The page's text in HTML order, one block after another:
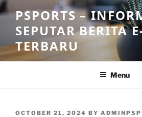
Skip
to
content
PSPORTS –
SEPUTAR BERITA
TERBARU
Menu
POSTED
OCTOBER 21, 2024 BY ADMINPSP